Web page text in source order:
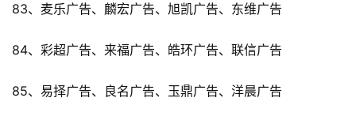
83、麦乐广告、麟宏广告、旭凯广告、东维广告
84、彩超广告、来福广告、皓环广告、联信广告
85、易择广告、良名广告、玉鼎广告、洋晨广告